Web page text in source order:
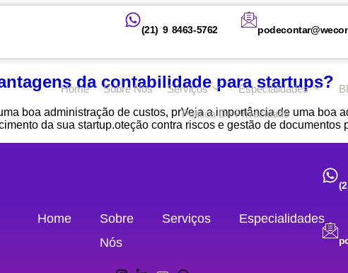
(21) 9 8463-5762
Home Sobre Nós Serviços Especialidades
Política De Privacidade
da contabilidade para startups?
boa administração de custos, prVeja a importância de uma boa
da sua startup.oteção contra riscos e gestão de documentos
Home
Sobre
Nós
Serviços Especialidades